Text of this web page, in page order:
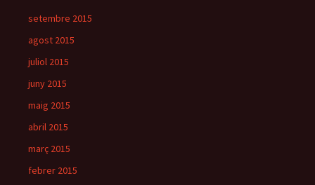
setembre 2015
agost 2015
juliol 2015
juny 2015
maig 2015
abril 2015
març 2015
febrer 2015